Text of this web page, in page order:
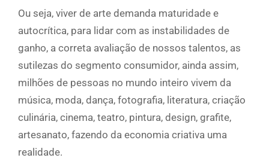
Ou seja, viver de arte demanda maturidade e
autocrítica, para lidar com as instabilidades de
ganho, a correta avaliação de nossos talentos, as
sutilezas do segmento consumidor, ainda assim,
milhões de pessoas no mundo inteiro vivem da
música, moda, dança, fotografia, literatura, criação
culinária, cinema, teatro, pintura, design, grafite,
artesanato, fazendo da economia criativa uma
realidade.